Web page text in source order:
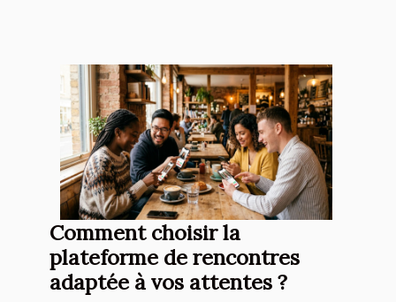
Comment choisir la
plateforme de rencontres
adaptée à vos attentes ?